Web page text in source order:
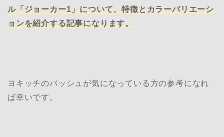
ル「ジョーカー1」について、特徴とカラーバリエーシ
ョンを紹介する記事になります。
ヨキッチのバッシュが気になっている方の参考になれ
ば幸いです。